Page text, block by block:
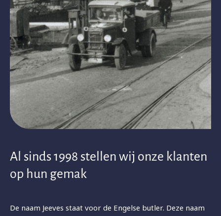
Al sinds 1998 stellen wij onze klanten
op hun gemak
De naam Jeeves staat voor de Engelse butler. Deze naam